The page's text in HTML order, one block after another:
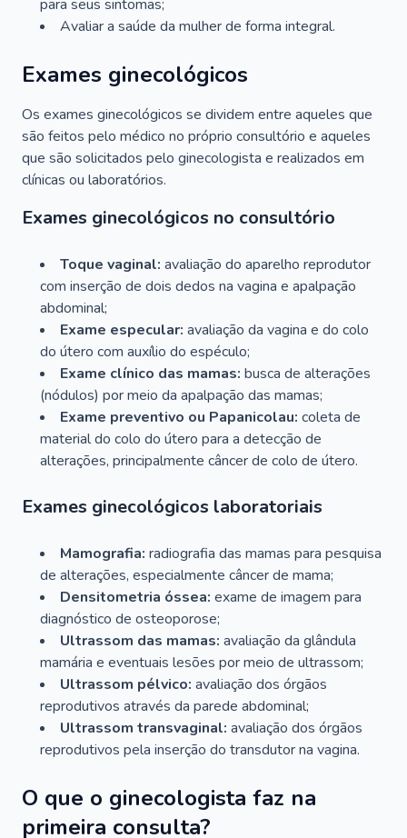
para seus sintomas;
Avaliar a saúde da mulher de forma integral.
Exames ginecológicos
Os exames ginecológicos se dividem entre aqueles que
são feitos pelo médico no próprio consultório e aqueles
que são solicitados pelo ginecologista e realizados em
clínicas ou laboratórios.
Exames ginecológicos no consultório
Toque vaginal: avaliação do aparelho reprodutor
com inserção de dois dedos na vagina e apalpação
abdominal;
Exame especular: avaliação da vagina e do colo
do útero com auxílio do espéculo;
Exame clínico das mamas: busca de alterações
(nódulos) por meio da apalpação das mamas;
Exame preventivo ou Papanicolau: coleta de
material do colo do útero para a detecção de
alterações, principalmente câncer de colo de útero.
Exames ginecológicos laboratoriais
Mamografia: radiografia das mamas para pesquisa
de alterações, especialmente câncer de mama;
Densitometria óssea: exame de imagem para
diagnóstico de osteoporose;
Ultrassom das mamas: avaliação da glândula
mamária e eventuais lesões por meio de ultrassom;
Ultrassom pélvico: avaliação dos órgãos
reprodutivos através da parede abdominal;
Ultrassom transvaginal: avaliação dos órgãos
reprodutivos pela inserção do transdutor na vagina.
O que o ginecologista faz na
primeira consulta?